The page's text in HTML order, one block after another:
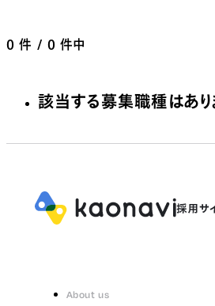
0 件 / 0 件中
該当する募集職種はあり
About us